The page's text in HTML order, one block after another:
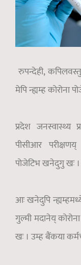
रुपन्देही,
मेपि न्ह्यम्ह कोरोना
प्रदेश जनस्वास्थ्य
पीसीआर
पोजेटिभ खनेदुगु खः ।
आः खनेदुपि
गुल्मी मदानेय्
खः । उम्ह बैंकया